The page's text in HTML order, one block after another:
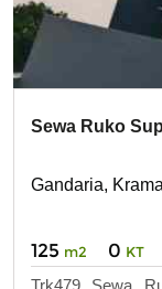
Sewa Ruko
Gandaria,
125 m2 0 KT
Trk479 Sewa